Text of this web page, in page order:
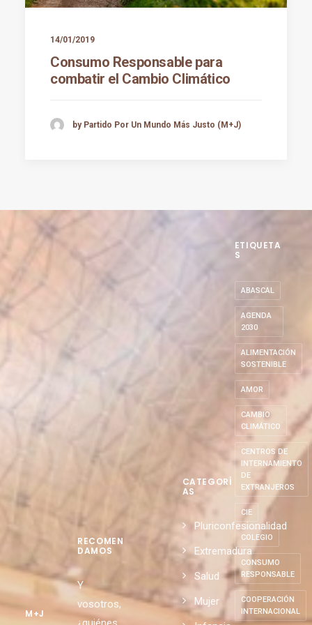
14/01/2019
Consumo Responsable para
combatir el Cambio Climático
by Partido Por Un Mundo Más Justo (M+J)
M+J
RECOMEN
DAMOS
Y
vosotros,
CATEGORÍ
AS
Pluriconfesionalidad
Extremadura
Salud
Mujer
ETIQUETA
S
ABASCAL
AGENDA
2030
ALIMENTACIÓN
SOSTENIBLE
AMOR
CAMBIO
CLIMÁTICO
CENTROS DE
INTERNAMIENTO
DE
EXTRANJEROS
CIE
COLEGIO
CONSUMO
RESPONSABLE
COOPERACIÓN
INTERNACIONAL